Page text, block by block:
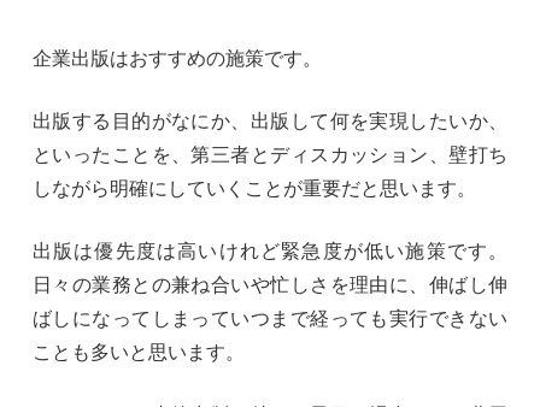
企業出版はおすすめの施策です。
出版する目的がなにか、出版して何を実現したいか、
といったことを、第三者とディスカッション、壁打ち
しながら明確にしていくことが重要だと思います。
出版は優先度は高いけれど緊急度が低い施策です。
日々の業務との兼ね合いや忙しさを理由に、伸ばし伸
ばしになってしまっていつまで経っても実行できない
ことも多いと思います。